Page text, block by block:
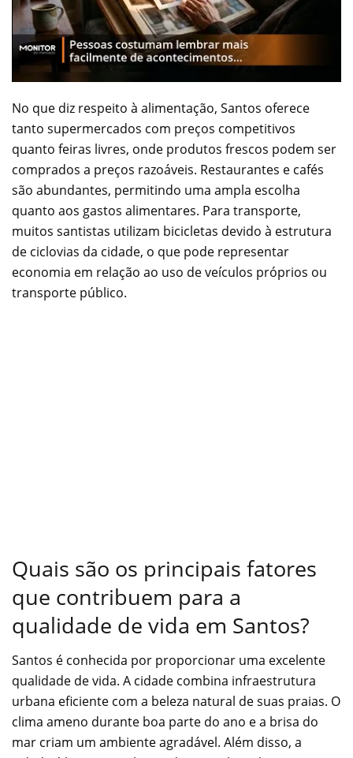
No que diz respeito à alimentação, Santos oferece
tanto supermercados com preços competitivos
quanto feiras livres, onde produtos frescos podem ser
comprados a preços razoáveis. Restaurantes e cafés
são abundantes, permitindo uma ampla escolha
quanto aos gastos alimentares. Para transporte,
muitos santistas utilizam bicicletas devido à estrutura
de ciclovias da cidade, o que pode representar
economia em relação ao uso de veículos próprios ou
transporte público.
Quais são os principais fatores
que contribuem para a
qualidade de vida em Santos?
Santos é conhecida por proporcionar uma excelente
qualidade de vida. A cidade combina infraestrutura
urbana eficiente com a beleza natural de suas praias. O
clima ameno durante boa parte do ano e a brisa do
mar criam um ambiente agradável. Além disso, a